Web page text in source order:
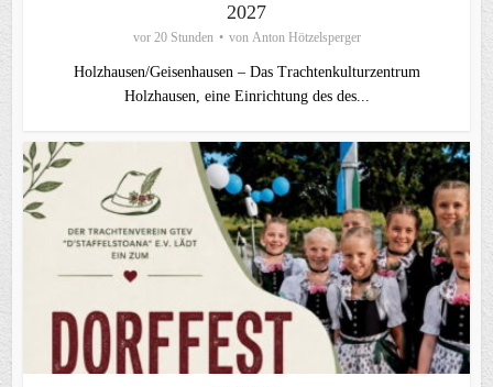
2027
vor 20 Stunden von Anton Hötzelsperger
Holzhausen/Geisenhausen – Das Trachtenkulturzentrum
Holzhausen, eine Einrichtung des des...